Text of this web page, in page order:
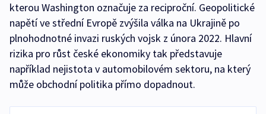
kterou Washington označuje za reciproční. Geopolitické
napětí ve střední Evropě zvýšila válka na Ukrajině po
plnohodnotné invazi ruských vojsk z února 2022. Hlavní
rizika pro růst české ekonomiky tak představuje
například nejistota v automobilovém sektoru, na který
může obchodní politika přímo dopadnout.